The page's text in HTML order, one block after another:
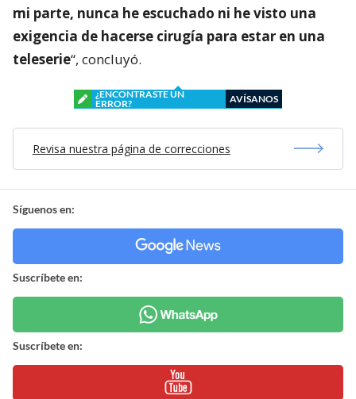
mi parte, nunca he escuchado ni he visto una
exigencia de hacerse cirugía para estar en una
teleserie“, concluyó.
¿ENCONTRASTE UN
ERROR?
AVÍSANOS
Revisa nuestra página de correcciones
Síguenos en:
Suscríbete en:
Suscríbete en: